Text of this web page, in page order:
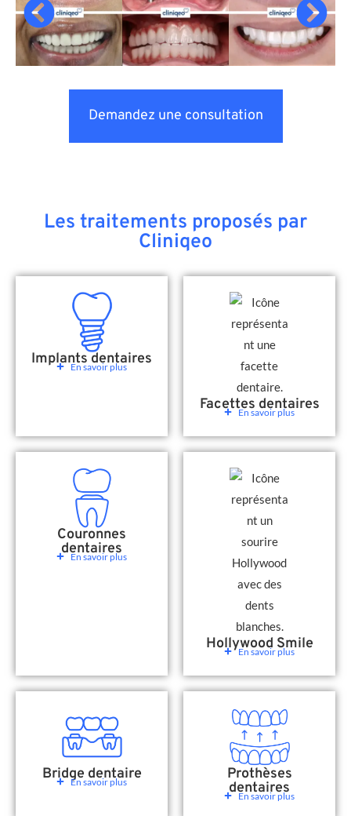
Demandez une consultation
Les traitements proposés par
Cliniqeo
Implants dentaires
En savoir plus
Facettes dentaires
En savoir plus
Couronnes
dentaires
En savoir plus
Hollywood Smile
En savoir plus
Bridge dentaire
En savoir plus Prothèses
dentaires
En savoir plus